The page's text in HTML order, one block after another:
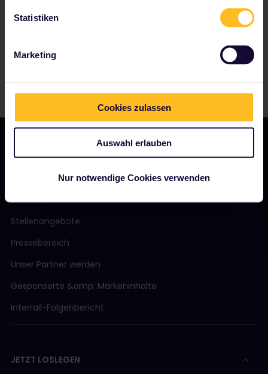
Statistiken
Marketing
Cookies zulassen
Auswahl erlauben
Nur notwendige Cookies verwenden
UNSER UNTERNEHMEN
Über uns
Stellenangebote
Pressebereich
Unser Partner werden
Gesponserte &amp; Markeninhalte
Interrail-Folgenbericht
JETZT LOSLEGEN